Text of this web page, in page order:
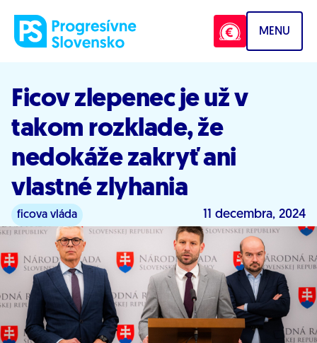
MENU
Ficov zlepenec je už v
takom rozklade, že
nedokáže zakryť ani
vlastné zlyhania
ficova vláda 11 decembra, 2024